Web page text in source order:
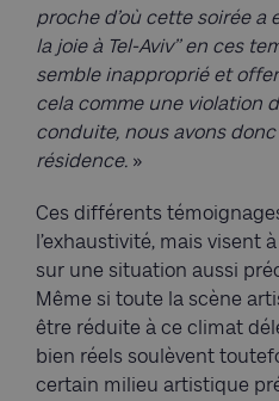
proche d’où cette soirée a
la joie à Tel-Aviv’’ en ces
semble inapproprié et
cela comme une violation
conduite, nous avons
résidence. »
Ces différents
l’exhaustivité, mais visent
sur une situation aussi
Même si toute la scène
être réduite à ce climat
bien réels soulèvent
certain milieu artistique